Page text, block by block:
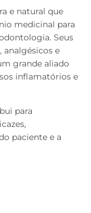
e natural que
medicinal para
Seus
e
grande aliado
inflamatórios e
para
paciente e a